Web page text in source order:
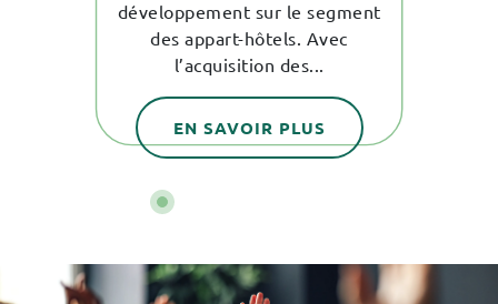
développement sur le segment
des appart-hôtels. Avec
l’acquisition des...
EN SAVOIR PLUS